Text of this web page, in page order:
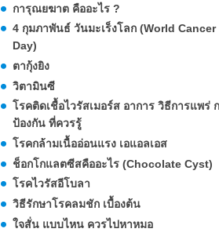
การุณยฆาต คืออะไร ?
4 กุมภาพันธ์ วันมะเร็งโลก (World Cancer
Day)
ตากุ้งยิง
วิตามินซี
โรคติดเชื้อไวรัสเมอร์ส อาการ วิธีการแพร่
ป้องกัน ที่ควรรู้
โรคกล้ามเนื้ออ่อนแรง เอแอลเอส
ช็อกโกแลตซีสคืออะไร (Chocolate Cyst)
โรคไวรัสอีโบลา
วิธีรักษาโรคลมชัก เบื้องต้น
ใจสั่น แบบไหน ควรไปหาหมอ